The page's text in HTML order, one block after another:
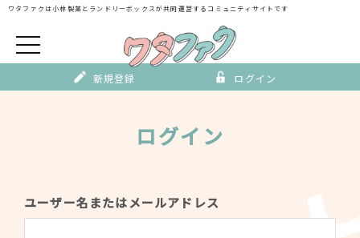
Skip
content
ワタファクは小林製薬とランドリーボックスが共同運営するコミュニティサイトです
新規登録 ログイン
ログイン
ユーザー名またはメールアドレス